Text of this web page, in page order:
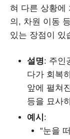
혀 다른 상황에
의, 차원 이동
있는 장점이 있
설명: 주인
다가 회복
앞에 펼쳐
등을 묘사
예시 :
“눈을